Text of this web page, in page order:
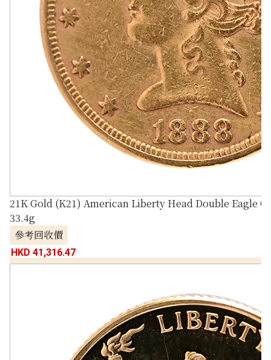
21K Gold (K21) American Liberty Head Double Eagle
33.4g
參考回收價
HKD 41,316.47